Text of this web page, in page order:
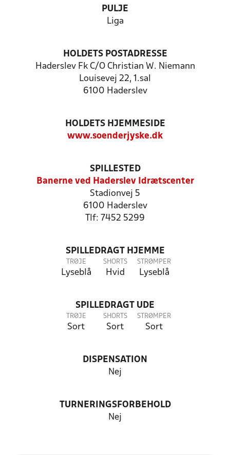
PULJE
Liga
HOLDETS POSTADRESSE
Haderslev Fk C/O Christian W. Niemann
Louisevej 22, 1.sal
6100 Haderslev
HOLDETS HJEMMESIDE
www.soenderjyske.dk
SPILLESTED
Banerne ved Haderslev Idrætscenter
Stadionvej 5
6100 Haderslev
Tlf: 7452 5299
SPILLEDRAGT HJEMME
TRØJE
Lyseblå
SHORTS
Hvid
STRØMPER
Lyseblå
SPILLEDRAGT UDE
TRØJE
Sort
SHORTS
Sort
STRØMPER
Sort
DISPENSATION
Nej
TURNERINGSFORBEHOLD
Nej